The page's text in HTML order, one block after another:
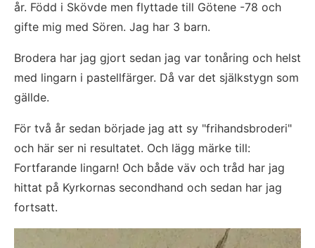
år. Född i Skövde men flyttade till Götene -78 och
gifte mig med Sören. Jag har 3 barn.
Brodera har jag gjort sedan jag var tonåring och helst
med lingarn i pastellfärger. Då var det själkstygn som
gällde.
För två år sedan började jag att sy "frihandsbroderi"
och här ser ni resultatet. Och lägg märke till:
Fortfarande lingarn! Och både väv och tråd har jag
hittat på Kyrkornas secondhand och sedan har jag
fortsatt.